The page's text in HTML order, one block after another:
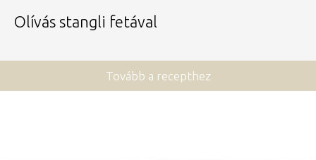
Olívás stangli fetával
Tovább a recepthez